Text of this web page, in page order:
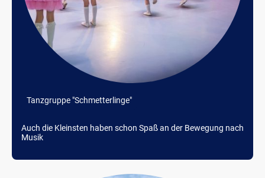
Tanzgruppe "Schmetterlinge"
Auch die Kleinsten haben schon Spaß an der Bewegung nach
Musik